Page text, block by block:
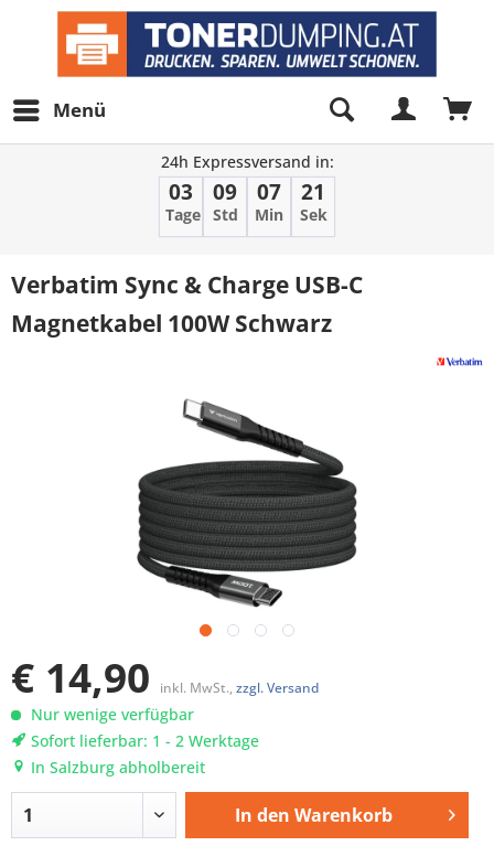
Menü
24h Expressversand in:
03
Tage
09
Std
07
Min
21
Sek
Verbatim Sync & Charge USB-C
Magnetkabel 100W Schwarz
€ 14,90 inkl. MwSt., zzgl. Versand
Nur wenige verfügbar
Sofort lieferbar: 1 - 2 Werktage
In Salzburg abholbereit
In den Warenkorb